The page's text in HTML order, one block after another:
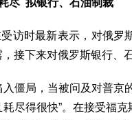
尽 拟银行、石油制裁
访时最新表示，对俄罗
接下来对俄罗斯银行、
僵局，当被问及对普京
尽得很快”。在接受福